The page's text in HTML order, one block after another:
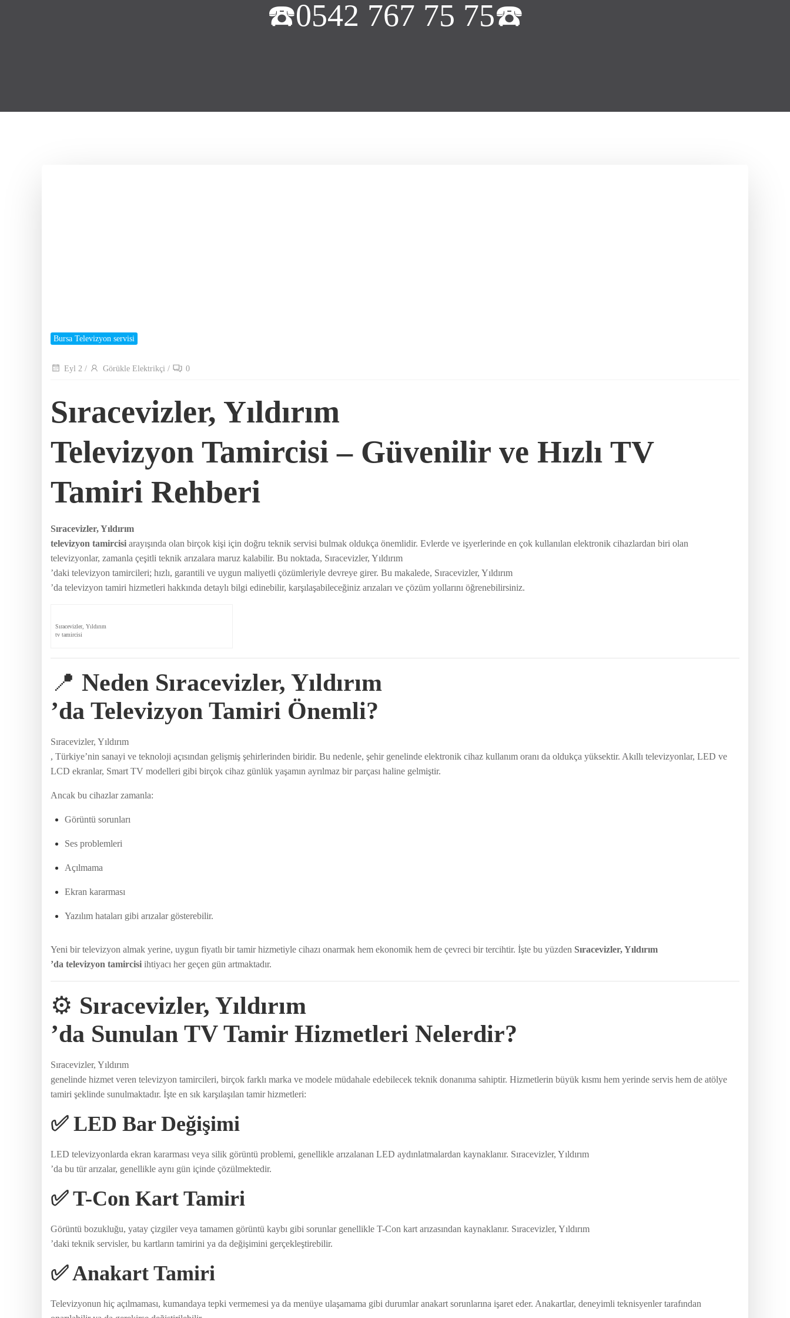
☎️0542 767 75 75☎️
Bursa Televizyon servisi
Eyl 2 / Görükle Elektrikçi / 0
Sıracevizler, Yıldırım
Televizyon Tamircisi – Güvenilir ve Hızlı TV
Tamiri Rehberi
Sıracevizler, Yıldırım
televizyon tamircisi arayışında olan birçok kişi için doğru teknik servisi bulmak oldukça önemlidir. Evlerde ve işyerlerinde en çok kullanılan elektronik cihazlardan biri olan
televizyonlar, zamanla çeşitli teknik arızalara maruz kalabilir. Bu noktada, Sıracevizler, Yıldırım
’daki televizyon tamircileri; hızlı, garantili ve uygun maliyetli çözümleriyle devreye girer. Bu makalede, Sıracevizler, Yıldırım
’da televizyon tamiri hizmetleri hakkında detaylı bilgi edinebilir, karşılaşabileceğiniz arızaları ve çözüm yollarını öğrenebilirsiniz.
Sıracevizler, Yıldırım
tv tamircisi
📍 Neden Sıracevizler, Yıldırım
’da Televizyon Tamiri Önemli?
Sıracevizler, Yıldırım
, Türkiye’nin sanayi ve teknoloji açısından gelişmiş şehirlerinden biridir. Bu nedenle, şehir genelinde elektronik cihaz kullanım oranı da oldukça yüksektir. Akıllı televizyonlar, LED ve
LCD ekranlar, Smart TV modelleri gibi birçok cihaz günlük yaşamın ayrılmaz bir parçası haline gelmiştir.
Ancak bu cihazlar zamanla:
Görüntü sorunları
Ses problemleri
Açılmama
Ekran kararması
Yazılım hataları gibi arızalar gösterebilir.
Yeni bir televizyon almak yerine, uygun fiyatlı bir tamir hizmetiyle cihazı onarmak hem ekonomik hem de çevreci bir tercihtir. İşte bu yüzden Sıracevizler, Yıldırım
’da televizyon tamircisi ihtiyacı her geçen gün artmaktadır.
⚙️ Sıracevizler, Yıldırım
’da Sunulan TV Tamir Hizmetleri Nelerdir?
Sıracevizler, Yıldırım
genelinde hizmet veren televizyon tamircileri, birçok farklı marka ve modele müdahale edebilecek teknik donanıma sahiptir. Hizmetlerin büyük kısmı hem yerinde servis hem de atölye
tamiri şeklinde sunulmaktadır. İşte en sık karşılaşılan tamir hizmetleri:
✅ LED Bar Değişimi
LED televizyonlarda ekran kararması veya silik görüntü problemi, genellikle arızalanan LED aydınlatmalardan kaynaklanır. Sıracevizler, Yıldırım
’da bu tür arızalar, genellikle aynı gün içinde çözülmektedir.
✅ T-Con Kart Tamiri
Görüntü bozukluğu, yatay çizgiler veya tamamen görüntü kaybı gibi sorunlar genellikle T-Con kart arızasından kaynaklanır. Sıracevizler, Yıldırım
’daki teknik servisler, bu kartların tamirini ya da değişimini gerçekleştirebilir.
✅ Anakart Tamiri
Televizyonun hiç açılmaması, kumandaya tepki vermemesi ya da menüye ulaşamama gibi durumlar anakart sorunlarına işaret eder. Anakartlar, deneyimli teknisyenler tarafından